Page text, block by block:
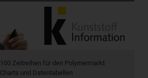
100 Zeitreihen für den Polymermarkt
Charts und Datentabellen